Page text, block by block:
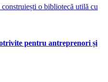
pentru antreprenori și